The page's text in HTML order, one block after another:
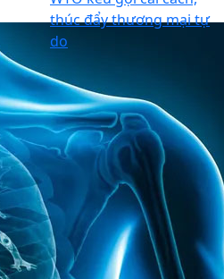
thúc đẩy thương mại tự
do